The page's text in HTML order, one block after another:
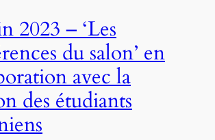
2023 – ‘Les
du salon’ en
avec la
des étudiants